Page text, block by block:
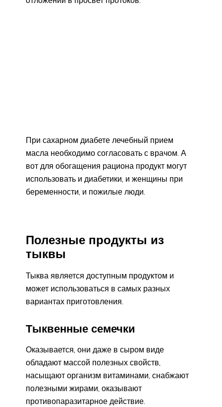
При сахарном диабете лечебный прием
масла необходимо согласовать с врачом. А
вот для обогащения рациона продукт могут
использовать и диабетики, и женщины при
беременности, и пожилые люди.
Полезные продукты из
тыквы
Тыква является доступным продуктом и
может использоваться в самых разных
вариантах приготовления.
Тыквенные семечки
Оказывается, они даже в сыром виде
обладают массой полезных свойств,
насыщают организм витаминами, снабжают
полезными жирами, оказывают
противопаразитарное действие.